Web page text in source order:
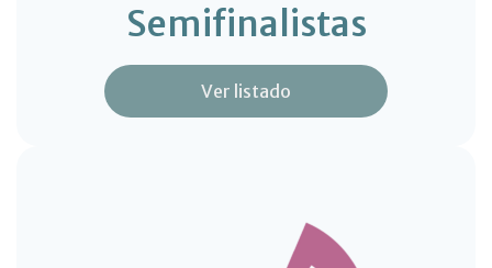
Semifinalistas
Ver listado